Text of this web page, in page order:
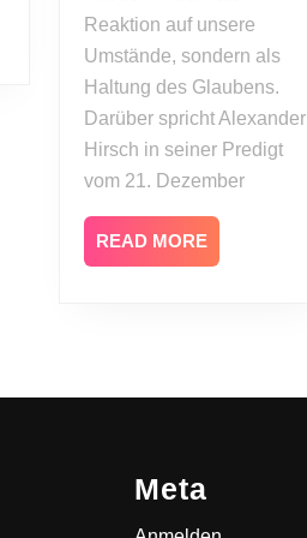
Reaktion auf unsere
Umstände, sondern als
Haltung des Glaubens.
Darüber spricht Alexander
Hirsch in seiner Predigt
vom 21. Dezember
READ MOREREAD
MORE
Meta